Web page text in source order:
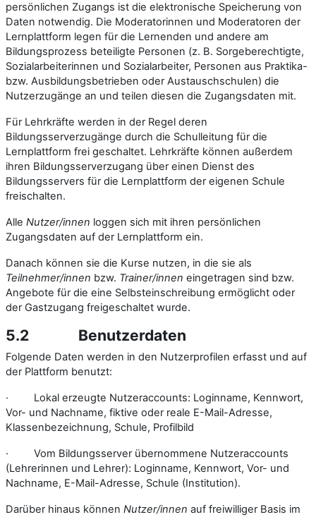
persönlichen Zugangs ist die elektronische Speicherung von
Daten notwendig. Die Moderatorinnen und Moderatoren der
Lernplattform legen für die Lernenden und andere am
Bildungsprozess beteiligte Personen (z. B. Sorgeberechtigte,
Sozialarbeiterinnen und Sozialarbeiter, Personen aus Praktika-
bzw. Ausbildungsbetrieben oder Austauschschulen) die
Nutzerzugänge an und teilen diesen die Zugangsdaten mit.
Für Lehrkräfte werden in der Regel deren
Bildungsserverzugänge durch die Schulleitung für die
Lernplattform frei geschaltet. Lehrkräfte können außerdem
ihren Bildungsserverzugang über einen Dienst des
Bildungsservers für die Lernplattform der eigenen Schule
freischalten.
Alle Nutzer/innen loggen sich mit ihren persönlichen
Zugangsdaten auf der Lernplattform ein.
Danach können sie die Kurse nutzen, in die sie als
Teilnehmer/innen bzw. Trainer/innen eingetragen sind bzw.
Angebote für die eine Selbsteinschreibung ermöglicht oder
der Gastzugang freigeschaltet wurde.
5.2 Benutzerdaten
Folgende Daten werden in den Nutzerprofilen erfasst und auf
der Plattform benutzt:
· Lokal erzeugte Nutzeraccounts: Loginname, Kennwort,
Vor- und Nachname, fiktive oder reale E-Mail-Adresse,
Klassenbezeichnung, Schule, Profilbild
· Vom Bildungsserver übernommene Nutzeraccounts
(Lehrerinnen und Lehrer): Loginname, Kennwort, Vor- und
Nachname, E-Mail-Adresse, Schule (Institution).
Darüber hinaus können Nutzer/innen auf freiwilliger Basis im